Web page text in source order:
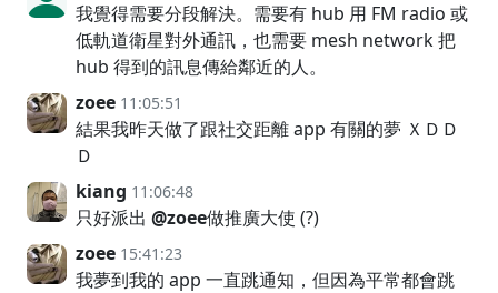
我覺得需要分段解決。需要有 hub 用 FM radio 或
低軌道衛星對外通訊，也需要 mesh network 把
hub 得到的訊息傳給鄰近的人。
zoee 11:05:51
結果我昨天做了跟社交距離 app 有關的夢 ＸＤＤ
Ｄ
kiang 11:06:48
只好派出 @zoee做推廣大使 (?)
zoee 15:41:23
我夢到我的 app 一直跳通知，但因為平常都會跳